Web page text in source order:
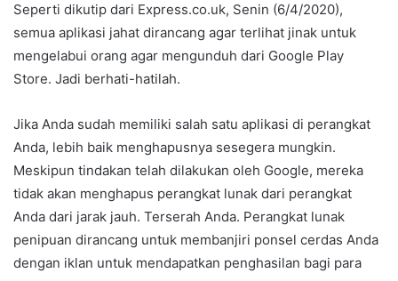
Seperti dikutip dari Express.co.uk, Senin (6/4/2020),
semua aplikasi jahat dirancang agar terlihat jinak untuk
mengelabui orang agar mengunduh dari Google Play
Store. Jadi berhati-hatilah.
Jika Anda sudah memiliki salah satu aplikasi di perangkat
Anda, lebih baik menghapusnya sesegera mungkin.
Meskipun tindakan telah dilakukan oleh Google, mereka
tidak akan menghapus perangkat lunak dari perangkat
Anda dari jarak jauh. Terserah Anda. Perangkat lunak
penipuan dirancang untuk membanjiri ponsel cerdas Anda
dengan iklan untuk mendapatkan penghasilan bagi para